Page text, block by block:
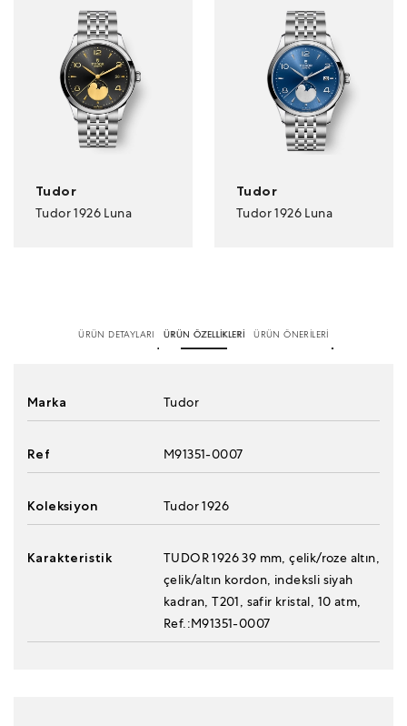
Tudor
Tudor 1926 Luna
Tudor
Tudor 1926 Luna
ÜRÜN DETAYLARI ÜRÜN ÖZELLİKLERİ ÜRÜN ÖNERİLERİ
Marka Tudor
Ref M91351-0007
Koleksiyon Tudor 1926
Karakteristik
TUDOR 1926 39 mm, çelik/roze altın,
çelik/altın kordon, indeksli siyah
kadran, T201, safir kristal, 10 atm,
Ref.:M91351-0007